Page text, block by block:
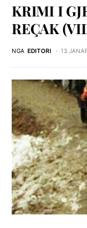
KRIMI I
REÇAK
NGA EDITORI 13